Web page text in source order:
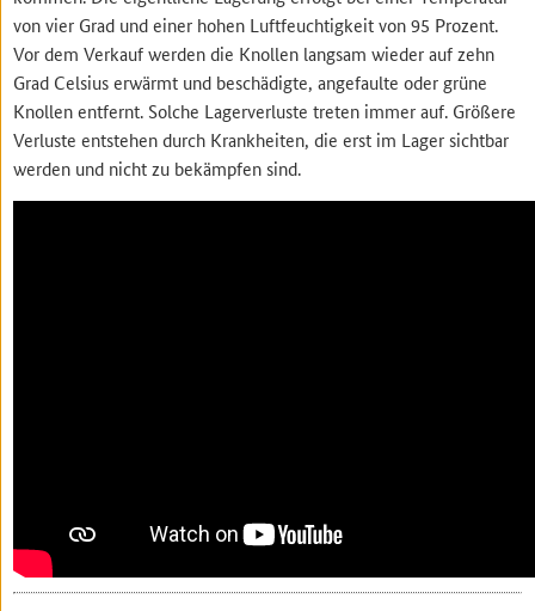
von vier Grad und einer hohen Luftfeuchtigkeit von 95 Prozent.
Vor dem Verkauf werden die Knollen langsam wieder auf zehn
Grad Celsius erwärmt und beschädigte, angefaulte oder grüne
Knollen entfernt. Solche Lagerverluste treten immer auf. Größere
Verluste entstehen durch Krankheiten, die erst im Lager sichtbar
werden und nicht zu bekämpfen sind.